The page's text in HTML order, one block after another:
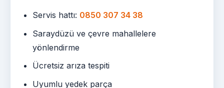
Servis hattı: 0850 307 34 38
Saraydüzü ve çevre mahallelere
yönlendirme
Ücretsiz arıza tespiti
Uyumlu yedek parça